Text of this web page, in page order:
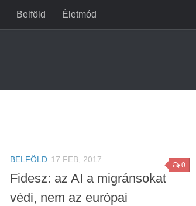
Belföld Életmód
0
BELFÖLD 17 FEB, 2017
Fidesz: az AI a migránsokat
védi, nem az európai